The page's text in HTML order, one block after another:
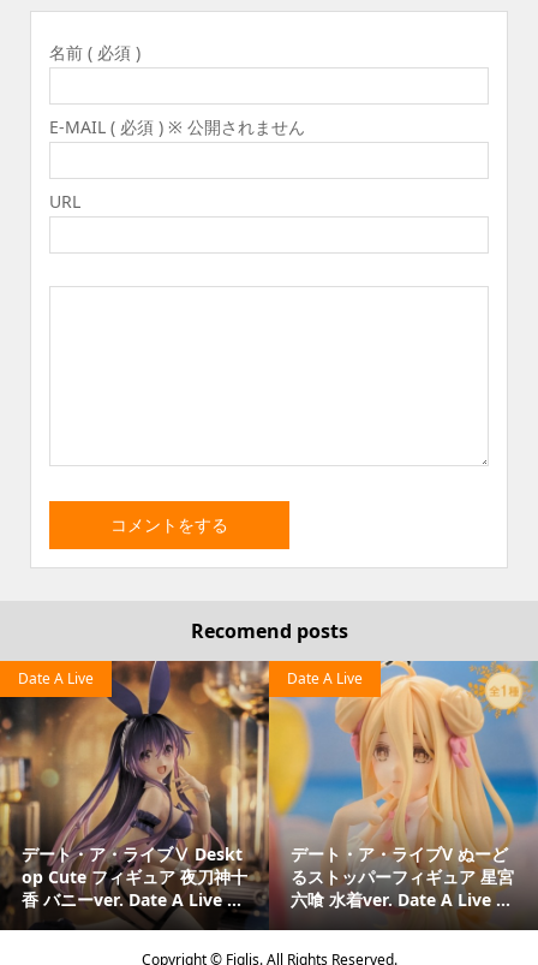
名前 ( 必須 )
E-MAIL ( 必須 ) ※ 公開されません
URL
Recomend posts
デート・ア・ライブⅤ Deskt
op Cute フィギュア 夜刀神十
香 バニーver. Date A Live ...
Date A Live
デート・ア・ライブV ぬーど
るストッパーフィギュア 星宮
六喰 水着ver. Date A Live ...
Date A Live
Copyright ©Figlis. All Rights Reserved.